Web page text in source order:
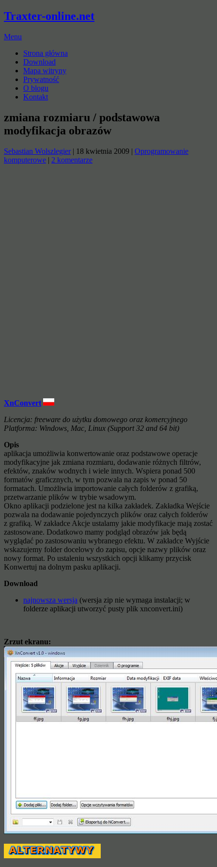
Traxter-online.net
Menu
Strona główna
Download
Mapa witryny
Prywatność
O blogu
Kontakt
zmiana rozmiaru / podstawowa
modyfikacja obrazów
Sebastian Wolszlegier| 18 kwietnia 2009 | Oprogramowanie
komputerowe | 2 komentarze
XnConvert
Licencja: freeware do użytku domowego oraz komercyjnego
Platforma: Windows, Mac, Linux (Support 32 and 64 bit)
Opis
aplikacja umożliwia konwertowanie oraz podstawowe operacje
modyfikacyjne jak zmiana rozmiaru, dodawanie różnych filtrów,
efektów, znaków wodnych i wiele innych. Wspiera ponad 500
formatów graficznych, w tym pozwala na zapis w ponad 50
formatach. Umożliwia importowanie całych folderów z grafiką,
przetwarzanie plików w trybie wsadowym.
Okno aplikacji podzielone jest na kilka zakładek. Zakładka Wejście
pozwala na dodawanie pojedynczych plików oraz całych folderów
z grafiką. W zakładce Akcje ustalamy jakie modyfikacje mają zostać
zastosowane. Dodatkowo mamy podgląd obrazów jak będą
wyglądać po zastosowaniu wybranego efektu. W zakładce Wyjście
wskazujemy folder docelowy do zapisu, opcje nazwy plików oraz
nowy format. Po ustaleniu wszystkich opcji klikamy przycisk
Konwertuj na dolnym pasku aplikacji.
Download
najnowsza wersja (wersja zip nie wymaga instalacji; w
folderze aplikacji utworzyć pusty plik xnconvert.ini)
Zrzut ekranu: